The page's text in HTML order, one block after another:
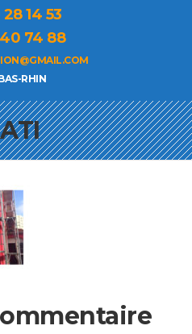
14 53
74 88
RHIN